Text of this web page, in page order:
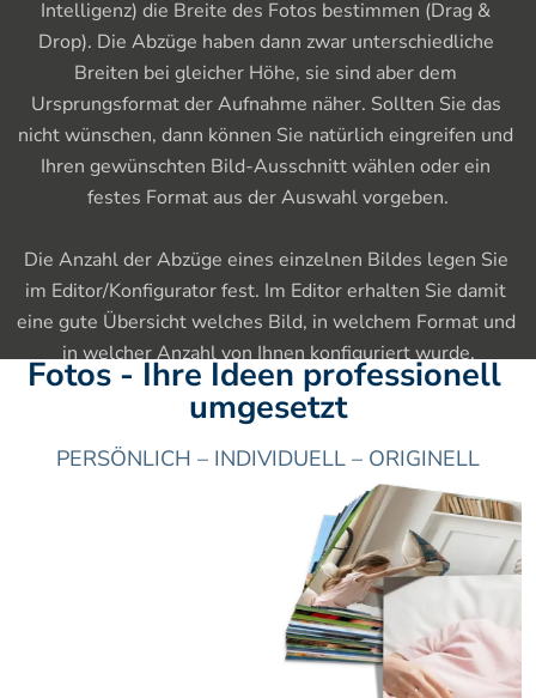
Intelligenz) die Breite des Fotos bestimmen (Drag &
Drop). Die Abzüge haben dann zwar unterschiedliche
Breiten bei gleicher Höhe, sie sind aber dem
Ursprungsformat der Aufnahme näher. Sollten Sie das
nicht wünschen, dann können Sie natürlich eingreifen und
Ihren gewünschten Bild-Ausschnitt wählen oder ein
festes Format aus der Auswahl vorgeben.
Die Anzahl der Abzüge eines einzelnen Bildes legen Sie
im Editor/Konfigurator fest. Im Editor erhalten Sie damit
eine gute Übersicht welches Bild, in welchem Format und
in welcher Anzahl von Ihnen konfiguriert wurde.
Fotos - Ihre Ideen professionell
umgesetzt
PERSÖNLICH – INDIVIDUELL – ORIGINELL